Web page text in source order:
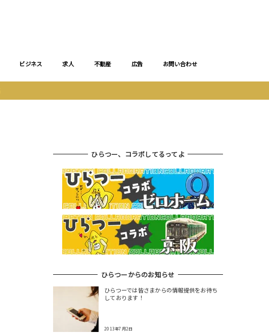
ビジネス 求人 不動産 広告 お問い合わせ
ひらつー、コラボしてるってよ
ひらつーからのお知らせ
ひらつーでは皆さまからの情報提供をお待ち
しております！
2013年7月2日